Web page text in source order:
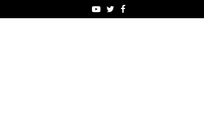
Facebook
Twitter
Youtube